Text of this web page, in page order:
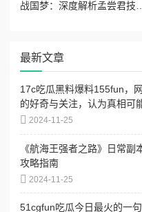
最新文章
17c吃瓜黑料爆料155fun，
的好奇与关注，认为真相可
发热议
2024-11-25
《航海王强者之路》日常副
攻略指南
2024-11-25
51cgfun吃瓜今日最火的一